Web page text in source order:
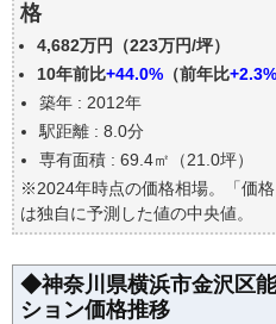
過去の売買事例
公示地価はいくら
エリアの将来性を人口予
自分の年収でいくらの不
格
4,682万円（223万円/坪）
10年前比+44.0% （前年比+2.3%
築年 : 2012年
駅距離 : 8.0分
専有面積 : 69.4㎡（21.0坪）
※2024年時点の価格相場。「価格
は独自に予測した値の中央値。
◆神奈川県横浜市金沢区
ション価格推移